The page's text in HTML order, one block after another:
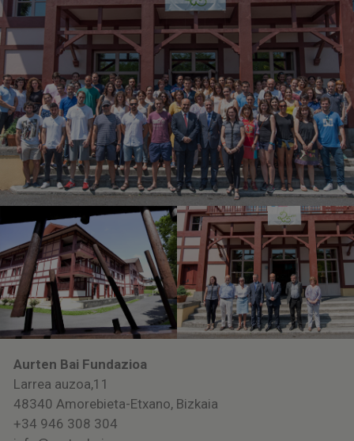
Aurten Bai Fundazioa
Larrea auzoa,11
48340 Amorebieta-Etxano, Bizkaia
+34 946 308 304